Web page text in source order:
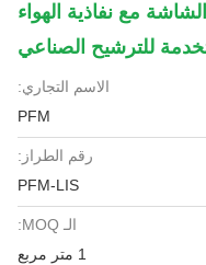
مع نفاذية الهواء
للترشيح الصناعي
الاسم التجاري:
PFM
رقم الطراز:
PFM-LIS
الـ MOQ: